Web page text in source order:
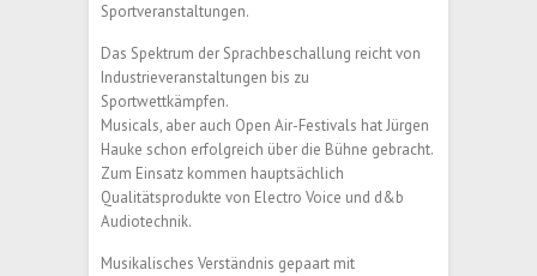
Sportveranstaltungen.
Das Spektrum der Sprachbeschallung reicht von
Industrieveranstaltungen bis zu
Sportwettkämpfen.
Musicals, aber auch Open Air-Festivals hat Jürgen
Hauke schon erfolgreich über die Bühne gebracht.
Zum Einsatz kommen hauptsächlich
Qualitätsprodukte von Electro Voice und d&b
Audiotechnik.
Musikalisches Verständnis gepaart mit